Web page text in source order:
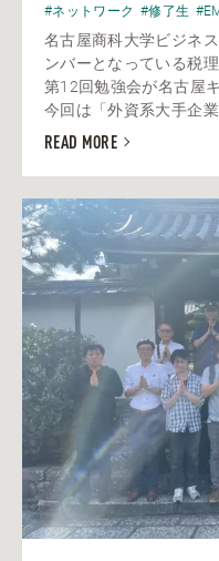
#ネットワーク #修了生
名古屋商科大学ビジネ
ンバーとなっている税
第12回勉強会が名古屋
今回は「外資系大手企
READ MORE